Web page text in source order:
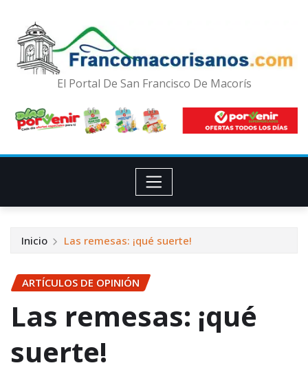
El Portal De San Francisco De Macorís
Inicio Las remesas: ¡qué suerte!
ARTÍCULOS DE OPINIÓN
Las remesas: ¡qué
suerte!